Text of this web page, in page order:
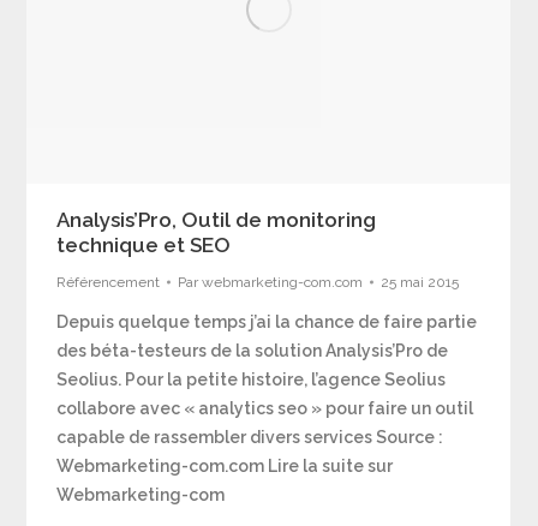
Analysis’Pro, Outil de monitoring
technique et SEO
Référencement Parwebmarketing-com.com 25 mai 2015
Depuis quelque temps j’ai la chance de faire partie
des béta-testeurs de la solution Analysis’Pro de
Seolius. Pour la petite histoire, l’agence Seolius
collabore avec « analytics seo » pour faire un outil
capable de rassembler divers services Source :
Webmarketing-com.com Lire la suite sur
Webmarketing-com